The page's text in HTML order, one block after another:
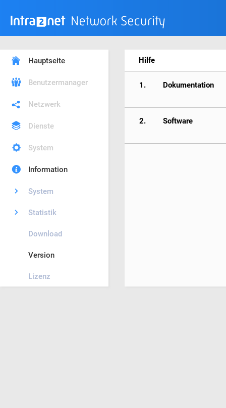
Hauptseite
Benutzermanager
Netzwerk
Dienste
System
Information
System
Statistik
Download
Version
Lizenz
Hilfe
1. Dokumentation
2. Software